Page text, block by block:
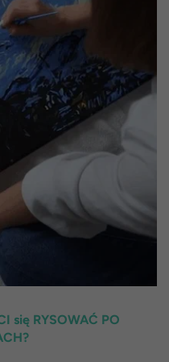
się RYSOWAĆ PO